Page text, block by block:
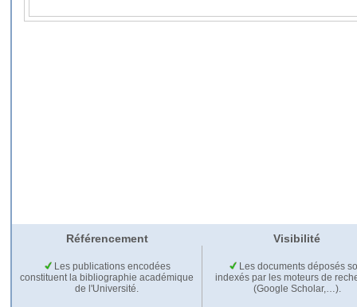
Référencement Visibilité
Les publications encodées
constituent la bibliographie académique
de l'Université.
Les documents déposés
indexés par les moteurs de
(Google Scholar,…).